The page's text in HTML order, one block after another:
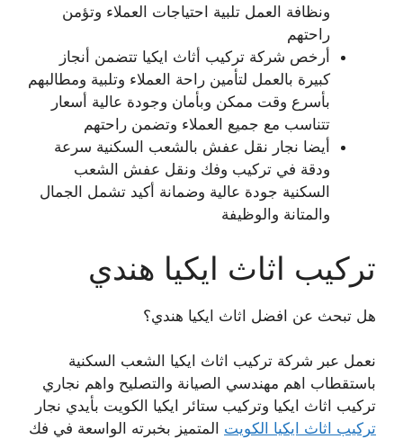
ونظافة العمل تلبية احتياجات العملاء وتؤمن
راحتهم
أرخص شركة تركيب أثاث ايكيا تتضمن أنجاز
كبيرة بالعمل لتأمين راحة العملاء وتلبية ومطالبهم
بأسرع وقت ممكن وبأمان وجودة عالية أسعار
تتناسب مع جميع العملاء وتضمن راحتهم
أيضا نجار نقل عفش بالشعب السكنية سرعة
ودقة في تركيب وفك ونقل عفش الشعب
السكنية جودة عالية وضمانة أكيد تشمل الجمال
والمتانة والوظيفة
تركيب اثاث ايكيا هندي
هل تبحث عن افضل اثاث ايكيا هندي؟
نعمل عبر شركة تركيب اثاث ايكيا الشعب السكنية
باستقطاب اهم مهندسي الصيانة والتصليح واهم نجاري
تركيب اثاث ايكيا وتركيب ستائر ايكيا الكويت بأيدي نجار
تركيب اثاث ايكيا الكويت المتميز بخبرته الواسعة في فك